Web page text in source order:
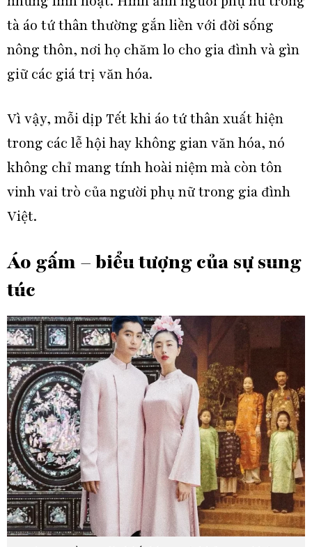
tà áo tứ thân thường gắn liền với đời sống
nông thôn, nơi họ chăm lo cho gia đình và gìn
giữ các giá trị văn hóa.
Vì vậy, mỗi dịp Tết khi áo tứ thân xuất hiện
trong các lễ hội hay không gian văn hóa, nó
không chỉ mang tính hoài niệm mà còn tôn
vinh vai trò của người phụ nữ trong gia đình
Việt.
Áo gấm – biểu tượng của sự sung
túc